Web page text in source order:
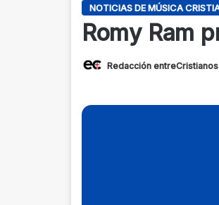
NOTICIAS DE MÚSICA
Romy Ram
Redacción entreCristianos